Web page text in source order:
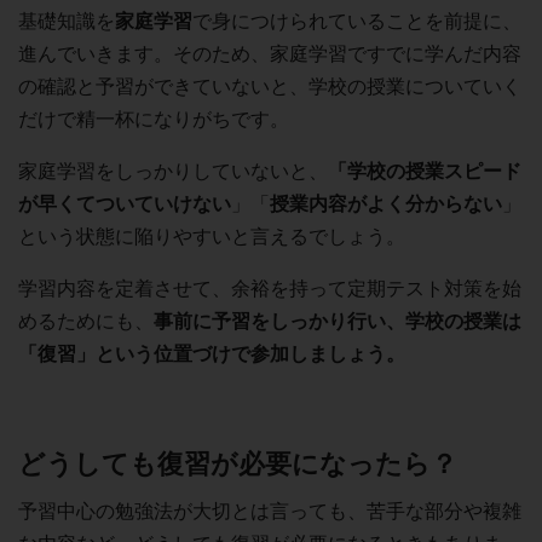
基礎知識を家庭学習で身につけられていることを前提に、
進んでいきます。そのため、家庭学習ですでに学んだ内容
の確認と予習ができていないと、学校の授業についていく
だけで精一杯になりがちです。
家庭学習をしっかりしていないと、
「学校の授業スピード
が早くてついていけない
授業内容がよく分からない
という状態に陥りやすいと言えるでしょう。
学習内容を定着させて、余裕を持って定期テスト対策を始
めるためにも、 事前に予習をしっかり行い、学校の授業は
「復習」という位置づけで参加しましょう。
どうしても復習が必要になったら？
予習中心の勉強法が大切とは言っても、苦手な部分や複雑